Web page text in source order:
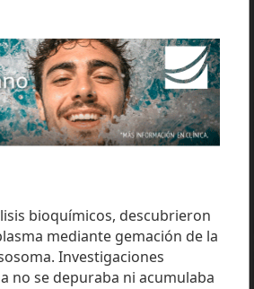
bioquímicos, descubrieron
mediante gemación de la
Investigaciones
no se depuraba ni acumulaba